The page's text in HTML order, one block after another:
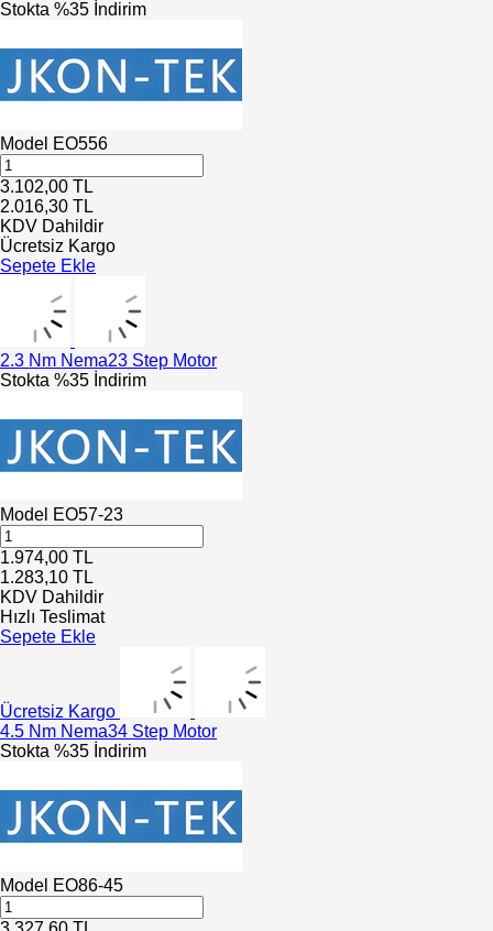
Stokta %35 İndirim
Model EO556
3.102,00 TL
2.016,30 TL
KDV Dahildir
Ücretsiz Kargo
Sepete Ekle
2.3 Nm Nema23 Step Motor
Stokta %35 İndirim
Model EO57-23
1.974,00 TL
1.283,10 TL
KDV Dahildir
Hızlı Teslimat
Sepete Ekle
Ücretsiz Kargo
4.5 Nm Nema34 Step Motor
Stokta %35 İndirim
Model EO86-45